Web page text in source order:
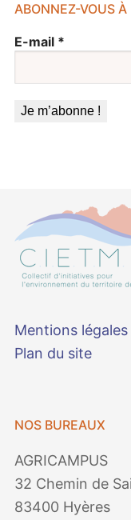
ABONNEZ-VOUS
E-mail *
Mentions légales
Plan du site
NOS BUREAUX
AGRICAMPUS
32 Chemin de
83400 Hyères